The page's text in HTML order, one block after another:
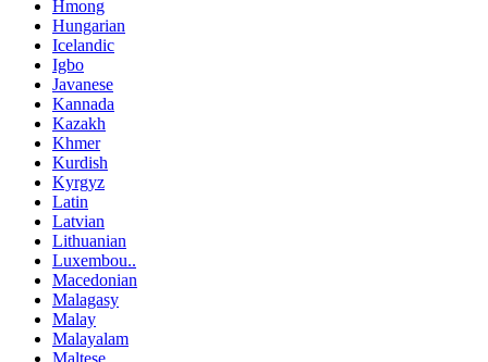
Hmong
Hungarian
Icelandic
Igbo
Javanese
Kannada
Kazakh
Khmer
Kurdish
Kyrgyz
Latin
Latvian
Lithuanian
Luxembou..
Macedonian
Malagasy
Malay
Malayalam
Maltese